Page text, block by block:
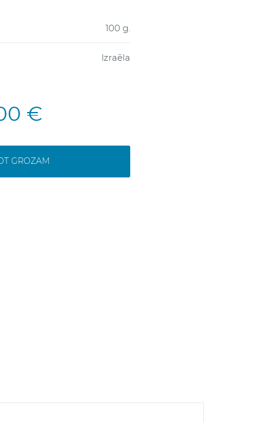
100 g.
Izraēla
€
GROZAM